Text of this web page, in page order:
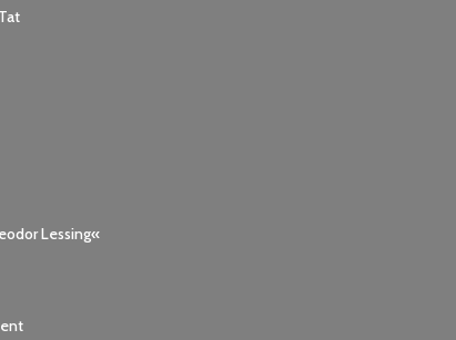
Lessing«